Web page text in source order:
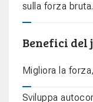
sulla forza bruta.
Benefici del
Migliora la
Sviluppa